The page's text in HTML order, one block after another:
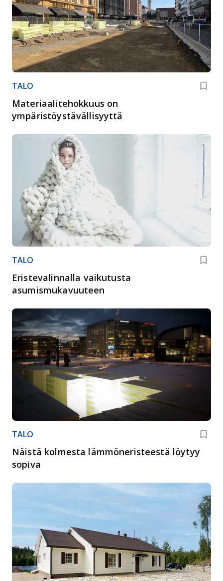
TALO
Materiaalitehokkuus on
ympäristöystävällisyyttä
TALO
Eristevalinnalla vaikutusta
asumismukavuuteen
TALO
Näistä kolmesta lämmöneristeestä löytyy
sopiva